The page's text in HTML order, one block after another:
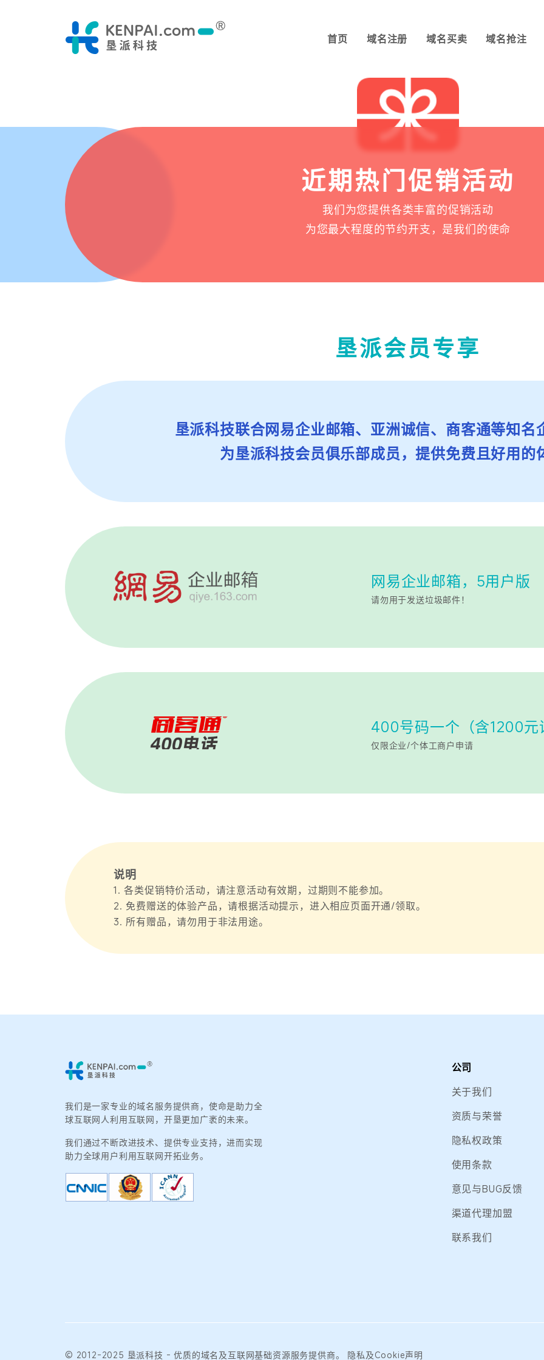
首页 域名注册 域名买卖 域名抢注
近期热门促销活动
我们为您提供各类丰富的促销活动
为您最大程度的节约开支，是我们的使命
垦派会员专享
垦派科技联合网易企业邮箱、亚洲诚信、商客通等知名
为垦派科技会员俱乐部成员，提供免费且好用的
网易企业邮箱，5用户版
请勿用于发送垃圾邮件！
400号码一个（含1200元
仅限企业/个体工商户申请
说明
1. 各类促销特价活动，请注意活动有效期，过期则不能参加。
2. 免费赠送的体验产品，请根据活动提示，进入相应页面开通/领取。
3. 所有赠品，请勿用于非法用途。
我们是一家专业的域名服务提供商，使命是助力全
球互联网人利用互联网，开垦更加广袤的未来。
我们通过不断改进技术、提供专业支持，进而实现
助力全球用户利用互联网开拓业务。
公司
关于我们
资质与荣誉
隐私权政策
使用条款
意见与BUG反馈
渠道代理加盟
联系我们
© 2012-2025 垦派科技 - 优质的域名 及互联网基础资源服务提供商。 隐私及Cookie声明